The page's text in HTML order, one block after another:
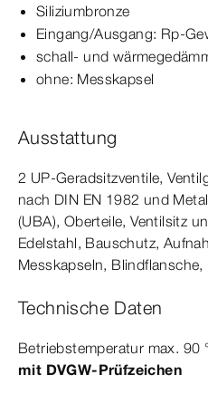
Siliziumbronze
Eingang/Ausgang:
schall- und
ohne: Messkapsel
Ausstattung
2 UP-​Geradsitzventile,
nach DIN EN 1982 und
(UBA), Oberteile, Ventilsitz
Edelstahl, Bauschutz,
Messkapseln, Blindflansche,
Technische Daten
Betriebstemperatur max. 90
mit DVGW-​Prüfzeichen